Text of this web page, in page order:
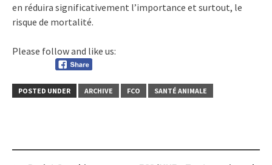
en réduira significativement l’importance et surtout, le
risque de mortalité.
Please follow and like us:
POSTED UNDER ARCHIVE FCO SANTÉ ANIMALE